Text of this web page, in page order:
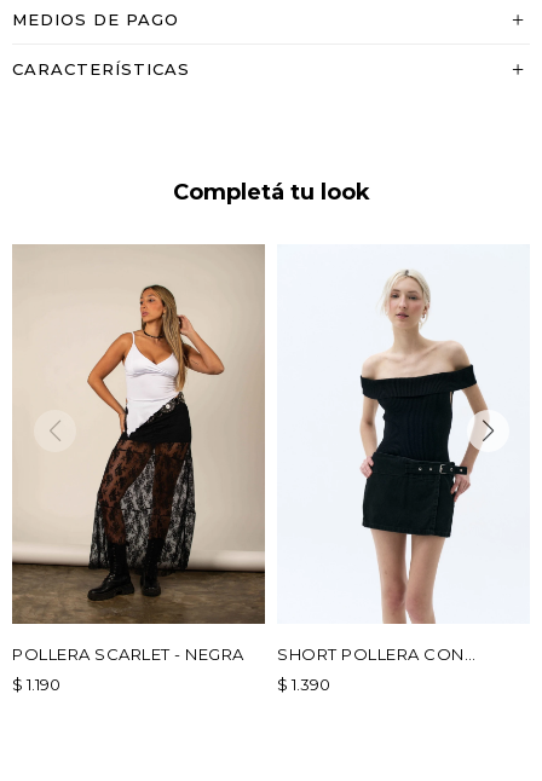
MEDIOS DE PAGO
CARACTERÍSTICAS
Completá tu look
POLLERA SCARLET - NEGRA
$ 1.190
SHORT POLLERA CON
HEBILLA - NEGRO
$ 1.390